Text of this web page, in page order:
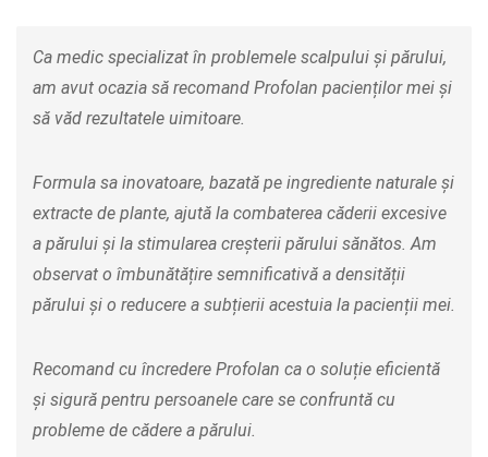
Ca medic specializat în problemele scalpului și părului,
am avut ocazia să recomand Profolan pacienților mei și
să văd rezultatele uimitoare.
Formula sa inovatoare, bazată pe ingrediente naturale și
extracte de plante, ajută la combaterea căderii excesive
a părului și la stimularea creșterii părului sănătos. Am
observat o îmbunătățire semnificativă a densității
părului și o reducere a subțierii acestuia la pacienții mei.
Recomand cu încredere Profolan ca o soluție eficientă
și sigură pentru persoanele care se confruntă cu
probleme de cădere a părului.